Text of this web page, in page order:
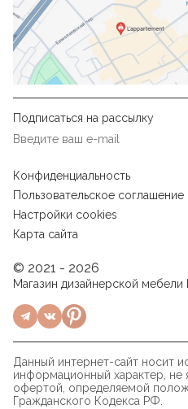
Подписаться на рассылку
Конфиденциальность
Пользовательское соглашение
Настройки cookies
Карта сайта
© 2021 - 2026
Магазин дизайнерской
Данный интернет-сайт носит
информационный характер, не
офертой, определяемой
Гражданского Кодекса РФ.